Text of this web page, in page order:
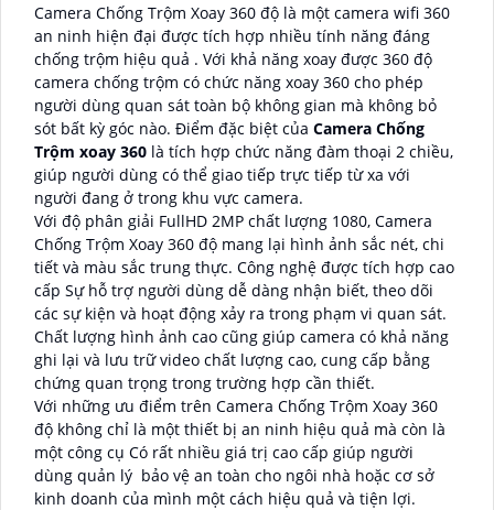
Camera Chống Trộm Xoay 360 độ là một camera wifi 360
an ninh hiện đại được tích hợp nhiều tính năng đáng
chống trộm hiệu quả . Với khả năng xoay được 360 độ
camera chống trộm có chức năng xoay 360 cho phép
người dùng quan sát toàn bộ không gian mà không bỏ
sót bất kỳ góc nào. Điểm đặc biệt của Camera Chống
Trộm xoay 360 là tích hợp chức năng đàm thoại 2 chiều,
giúp người dùng có thể giao tiếp trực tiếp từ xa với
người đang ở trong khu vực camera.
Với độ phân giải FullHD 2MP chất lượng 1080, Camera
Chống Trộm Xoay 360 độ mang lại hình ảnh sắc nét, chi
tiết và màu sắc trung thực. Công nghệ được tích hợp cao
cấp Sự hỗ trợ người dùng dễ dàng nhận biết, theo dõi
các sự kiện và hoạt động xảy ra trong phạm vi quan sát.
Chất lượng hình ảnh cao cũng giúp camera có khả năng
ghi lại và lưu trữ video chất lượng cao, cung cấp bằng
chứng quan trọng trong trường hợp cần thiết.
Với những ưu điểm trên Camera Chống Trộm Xoay 360
độ không chỉ là một thiết bị an ninh hiệu quả mà còn là
một công cụ Có rất nhiều giá trị cao cấp giúp người
dùng quản lý bảo vệ an toàn cho ngôi nhà hoặc cơ sở
kinh doanh của mình một cách hiệu quả và tiện lợi.